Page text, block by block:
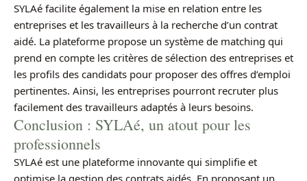
SYLAé facilite également la mise en relation entre les
entreprises et les travailleurs à la recherche d’un contrat
aidé. La plateforme propose un système de matching qui
prend en compte les critères de sélection des entreprises et
les profils des candidats pour proposer des offres d’emploi
pertinentes. Ainsi, les entreprises pourront recruter plus
facilement des travailleurs adaptés à leurs besoins.
Conclusion : SYLAé, un atout pour les
professionnels
SYLAé est une plateforme innovante qui simplifie et
optimise la gestion des contrats aidés. En proposant un